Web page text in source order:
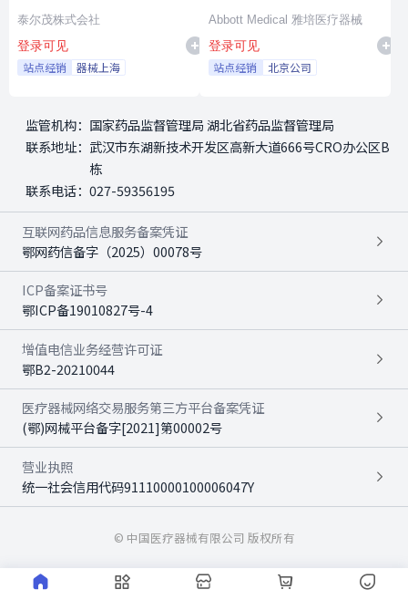
泰尔茂株式会社
登录可见
站点经销 器械上海
Abbott Medical 雅培医疗器械
登录可见
站点经销 北京公司
监管机构： 国家药品监督管理局 湖北省药品监督管理局
联系地址： 武汉市东湖新技术开发区高新大道666号CRO办公区B
栋
联系电话： 027-59356195
互联网药品信息服务备案凭证
鄂网药信备字（2025）00078号
ICP备案证书号
鄂ICP备19010827号-4
增值电信业务经营许可证
鄂B2-20210044
医疗器械网络交易服务第三方平台备案凭证
(鄂)网械平台备字[2021]第00002号
营业执照
统一社会信用代码91110000100006047Y
© 中国医疗器械有限公司 版权所有